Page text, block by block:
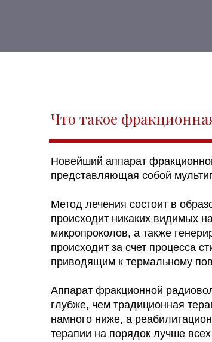
Что такое
Новейший аппарат
представляющая собой
Метод лечения состоит в
происходит никаких видимых
микропроколов, а также
происходит за счет процесса
приводящим к термальному
Аппарат фракционной
глубже, чем традиционная
намного ниже, а
терапии на порядок лучше